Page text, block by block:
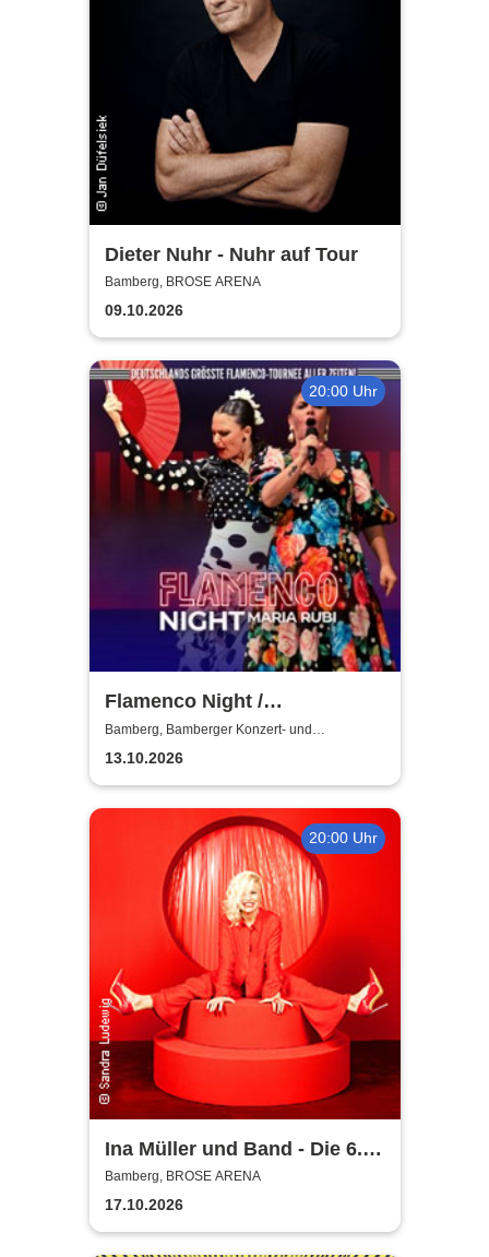
Dieter Nuhr - Nuhr auf Tour
Bamberg, BROSE ARENA
09.10.2026
20:00 Uhr
Flamenco Night /
Flamencomanía Tour 26/27 -
Deutschlands größte
Flamenco-Tournee
Bamberg, Bamberger Konzert- und
Kongresshalle
13.10.2026
20:00 Uhr
Ina Müller und Band - Die 6.0
Tour
Bamberg, BROSE ARENA
17.10.2026